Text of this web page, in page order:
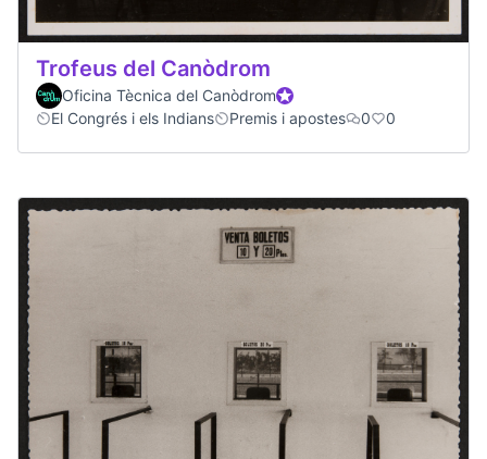
Trofeus del Canòdrom
Oficina Tècnica del CanòdromOfficial participant
El Congrés i els Indians
Premis i apostes 0 0